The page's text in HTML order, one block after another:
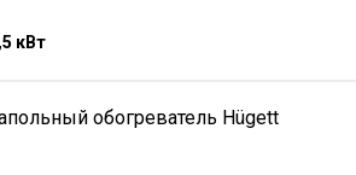
кВт
обогреватель Hügett